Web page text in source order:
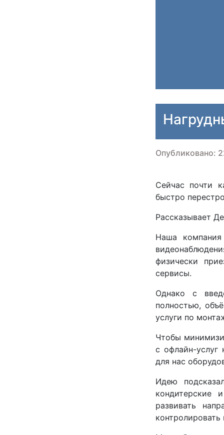
Опубликовано:
Сейчас почти
быстро
Рассказывает
Наша
физически
сервисы.
Однако с
полностью,
услуги по
Чтобы
с офлайн-услуг
для нас
Идею
кондитерские
развивать
контролировать